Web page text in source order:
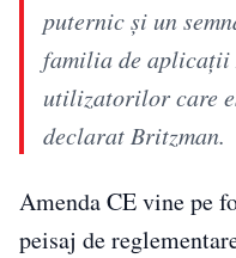
puternic și un
familia de aplicații
utilizatorilor care
declarat Britzman.
Amenda CE vine pe
peisaj de